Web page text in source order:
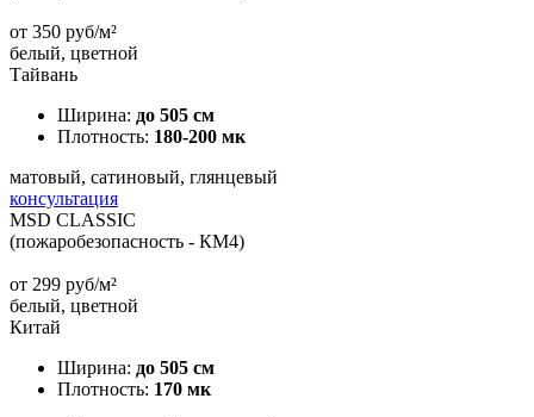
от 350 руб/м²
белый, цветной
Тайвань
Ширина: до 505 см
Плотность: 180-200 мк
матовый, сатиновый, глянцевый
консультация
MSD CLASSIC
(пожаробезопасность - КМ4)
от 299 руб/м²
белый, цветной
Китай
Ширина: до 505 см
Плотность: 170 мк